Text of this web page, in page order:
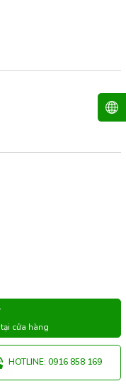
cửa hàng
HOTLINE: 0916 858 169